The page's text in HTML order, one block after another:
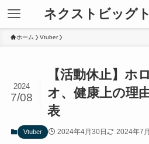
ネクストビッグ
ホーム Vtuber
【活動休止】ホ
オ、健康上の理
表
2024
7/08
Vtuber 2024年4月30日 2024年7